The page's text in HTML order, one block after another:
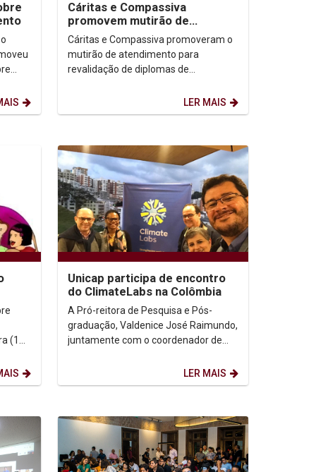
Cáritas e Compassiva
promovem mutirão de
atendimento para revalidação
de diplomas a refugiados e...
Cáritas e Compassiva promoveram o
mutirão de atendimento para
revalidação de diplomas de
venezuelanos. A ação faz parte do ...
LER MAIS
(10),
Unicap participa de encontro
do ClimateLabs na Colômbia
A Pró-reitora de Pesquisa e Pós-
graduação, Valdenice José Raimundo,
juntamente com o coordenador de
LER MAIS